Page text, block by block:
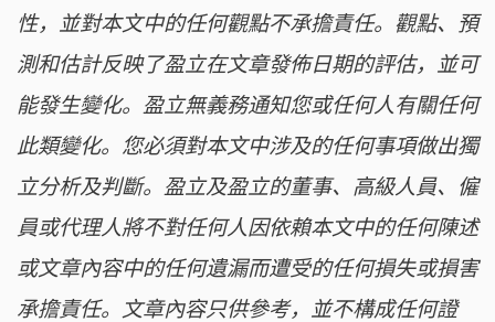
性，並對本文中的任何觀點不承擔責任。觀點、預
測和估計反映了盈立在文章發佈日期的評估，並可
能發生變化。盈立無義務通知您或任何人有關任何
此類變化。您必須對本文中涉及的任何事項做出獨
立分析及判斷。盈立及盈立的董事、高級人員、僱
員或代理人將不對任何人因依賴本文中的任何陳述
或文章內容中的任何遺漏而遭受的任何損失或損害
承擔責任。文章內容只供參考，並不構成任何證